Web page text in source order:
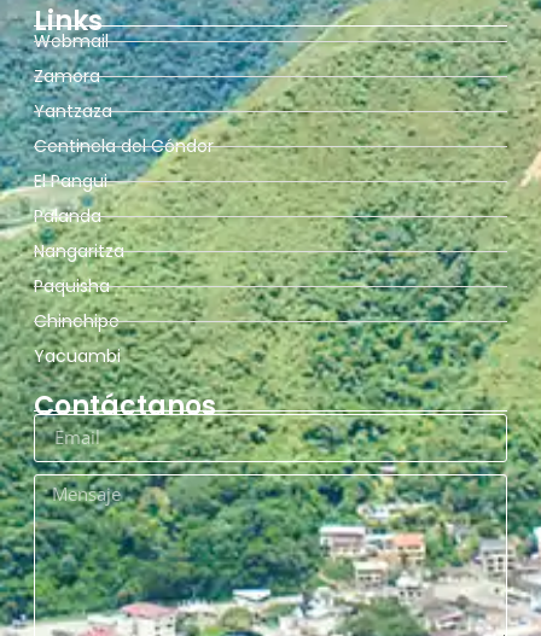
Links
Webmail
Zamora
Yantzaza
Centinela del Cóndor
El Pangui
Palanda
Nangaritza
Paquisha
Chinchipe
Yacuambi
Contáctanos